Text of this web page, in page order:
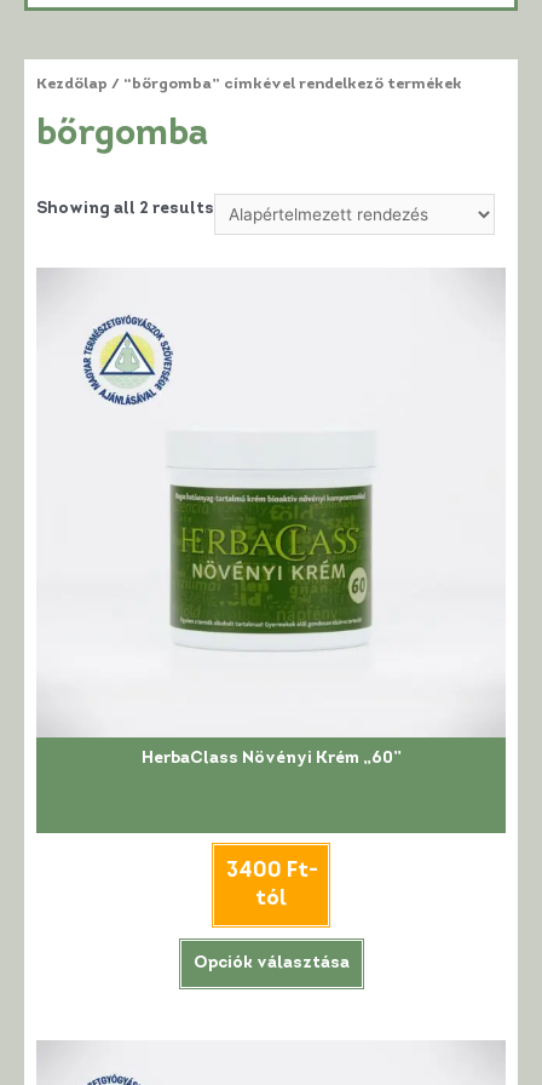
Kezdőlap / “bőrgomba” címkével rendelkező termékek
bőrgomba
Showing all 2 results
HerbaClass Növényi Krém „60”
3400 Ft-
tól
Opciók választása
Ennek